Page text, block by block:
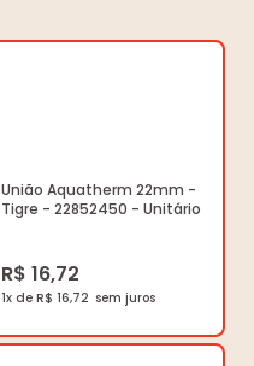
União Aquatherm 22mm -
Tigre - 22852450 - Unitário
R$ 16,72
1x de R$ 16,72